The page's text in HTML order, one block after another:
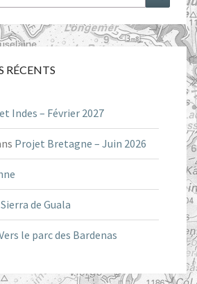
RÉCENTS
Indes – Février 2027
Projet Bretagne – Juin 2026
de Guala
le parc des Bardenas